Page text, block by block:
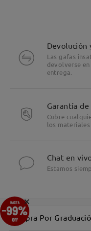
Devolución
Las gafas
devolverse
entrega.
Garantía
Cubre
los
Chat en
Estamos
Compra Por
×